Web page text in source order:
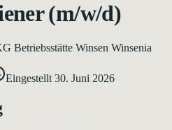
(m/w/d)
Betriebsstätte Winsen Winsenia
Eingestellt 30. Juni 2026